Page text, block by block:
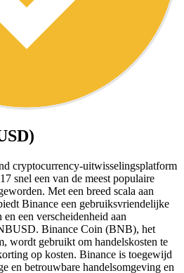
cryptocurrency-uitwisselingsplatform
snel een van de meest populaire
Met een breed scala aan
Binance een gebruiksvriendelijke
een verscheidenheid aan
Binance Coin (BNB), het
wordt gebruikt om handelskosten te
op kosten. Binance is toegewijd
en betrouwbare handelsomgeving en